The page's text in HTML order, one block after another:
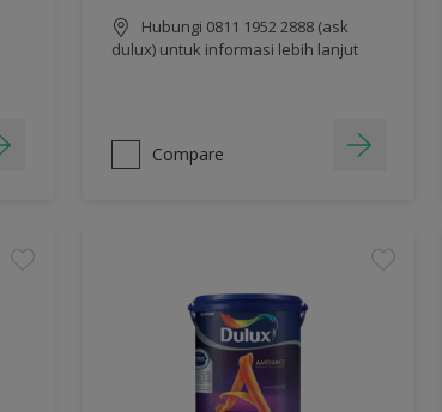
Hubungi 0811 1952 2888 (ask
dulux) untuk informasi lebih lanjut
Compare